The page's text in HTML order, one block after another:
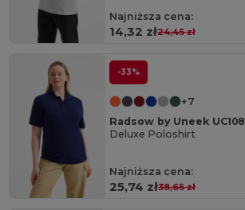
Najniższa cena:
14,32 zł24,45 zł
-33%
+7
Radsow by Uneek UC108
Deluxe Poloshirt
Najniższa cena:
25,74 zł38,65 zł